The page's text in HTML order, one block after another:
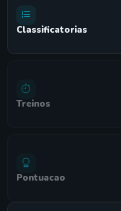
Classificatorias
Treinos
Pontuacao